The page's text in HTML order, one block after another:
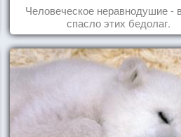
Человеческое неравнодушие -
спасло этих бедолаг.